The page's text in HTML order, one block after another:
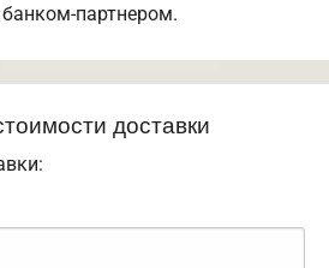
партнером.
доставки